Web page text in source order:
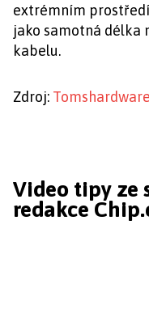
extrémním
jako samotná délka
kabelu.
Zdroj: Tomshardware
Video tipy ze
redakce